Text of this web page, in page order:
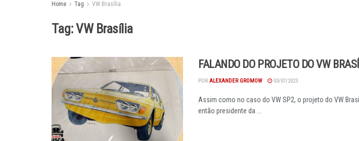
Home Tag VW Brasília
Tag:VW Brasília
FALANDO DO PROJETO DO VW
POR ALEXANDER GROMOW 03/07/2023
Assim como no caso do VW SP2, o projeto do VW
então presidente da ...